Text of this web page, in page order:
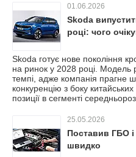
01.06.2026
Skoda
році: чого
Skoda готує нове покоління
на ринок у 2028 році. Модель
темпі, адже компанія прагне
конкуренцію з боку
позиції в сегменті
25.05.2026
Поставив ГБО і
швидко